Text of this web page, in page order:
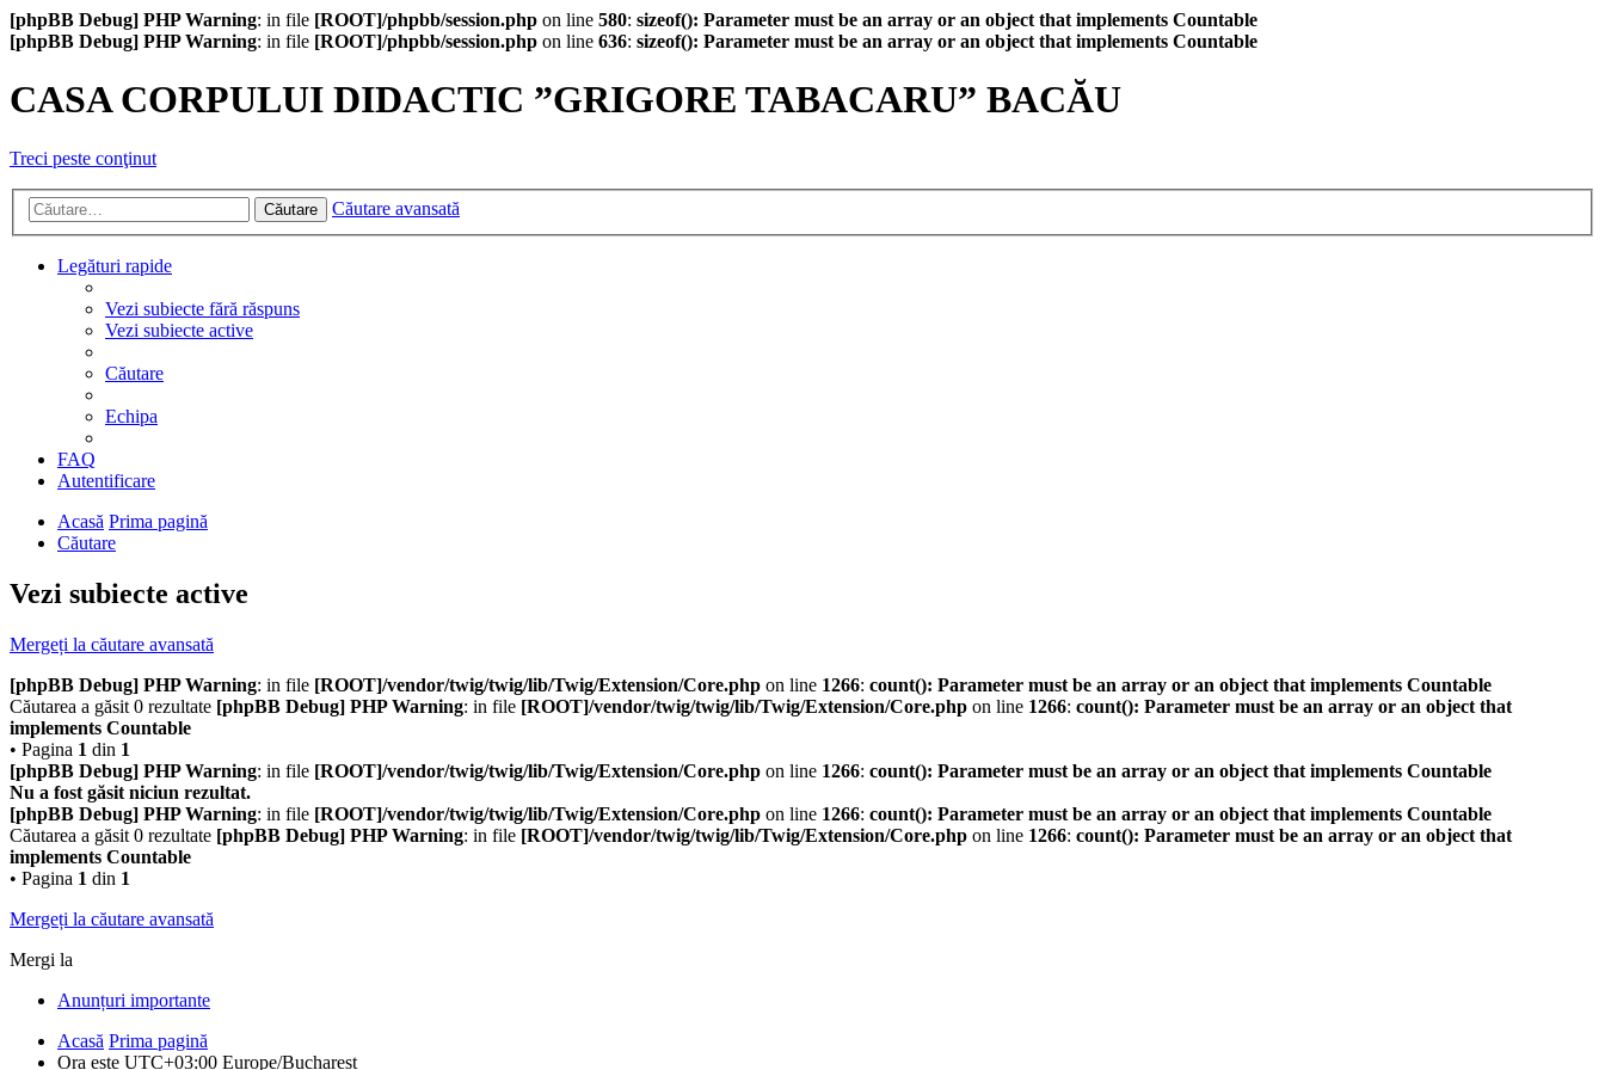
[phpBB Debug] PHP Warning: in file [ROOT]/phpbb/session.php on line 580: sizeof(): Parameter must be an array or an object that implements Countable
[phpBB Debug] PHP Warning: in file [ROOT]/phpbb/session.php on line 636: sizeof(): Parameter must be an array or an object that implements Countable
CASA CORPULUI DIDACTIC ”GRIGORE TABACARU” BACĂU
Treci peste conţinut
Căutare Căutare avansată
Legături rapide
Vezi subiecte fără răspuns
Vezi subiecte active
Căutare
Echipa
FAQ
Autentificare
Acasă Prima pagină
Căutare
Vezi subiecte active
Mergeți la căutare avansată
[phpBB Debug] PHP Warning: in file [ROOT]/vendor/twig/twig/lib/Twig/Extension/Core.php on line 1266: count(): Parameter must be an array or an object that implements Countable
Căutarea a găsit 0 rezultate [phpBB Debug] PHP Warning: in file [ROOT]/vendor/twig/twig/lib/Twig/Extension/Core.php on line 1266: count(): Parameter must be an array or an object that
implements Countable
• Pagina 1 din 1
[phpBB Debug] PHP Warning: in file [ROOT]/vendor/twig/twig/lib/Twig/Extension/Core.php on line 1266: count(): Parameter must be an array or an object that implements Countable
Nu a fost găsit niciun rezultat.
[phpBB Debug] PHP Warning: in file [ROOT]/vendor/twig/twig/lib/Twig/Extension/Core.php on line 1266: count(): Parameter must be an array or an object that implements Countable
Căutarea a găsit 0 rezultate [phpBB Debug] PHP Warning: in file [ROOT]/vendor/twig/twig/lib/Twig/Extension/Core.php on line 1266: count(): Parameter must be an array or an object that
implements Countable
• Pagina 1 din 1
Mergeți la căutare avansată
Mergi la
Anunțuri importante
Acasă Prima pagină
Ora este UTC+03:00 Europe/Bucharest